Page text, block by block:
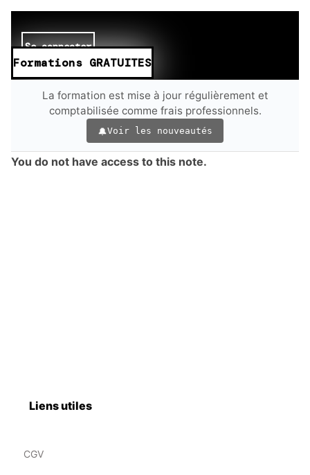
Se connecter
Formations GRATUITES
La formation est mise à jour régulièrement et
comptabilisée comme frais professionnels.
Voir les nouveautés
You do not have access to this note.
Liens utiles
CGV